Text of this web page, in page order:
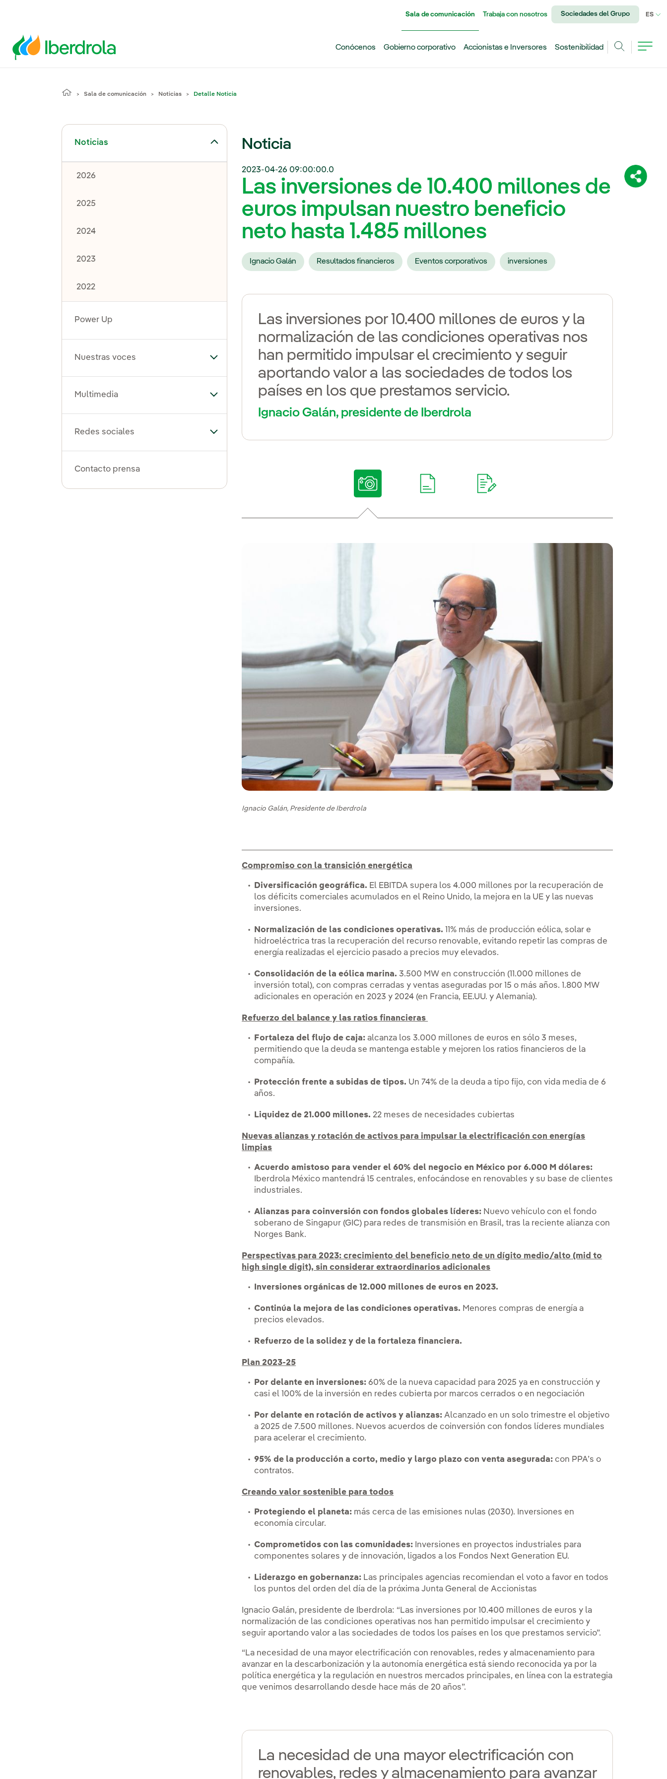
Sala de comunicación Trabaja con nosotros Sociedades del Grupo ES
Conócenos Gobierno corporativo Accionistas e Inversores
Sostenibilidad
Sala de comunicación Noticias Detalle Noticia
Noticias
Alternar el submenú para Noticias
2026
2025
2024
2023
2022
Power Up
Nuestras voces Alternar el submenú para Nuestras voces
Multimedia Alternar el submenú para Multimedia
Redes sociales Alternar el submenú para Redes sociales
Contacto prensa
Noticia
2023-04-26 09:00:00.0
Las inversiones de 10.400 millones de
euros impulsan nuestro beneficio
neto hasta 1.485 millones
Ignacio Galán Resultados financieros Eventos corporativos inversiones
Las inversiones por 10.400 millones de euros y la
normalización de las condiciones operativas nos
han permitido impulsar el crecimiento y seguir
aportando valor a las sociedades de todos los
países en los que prestamos servicio.
Ignacio Galán, presidente de Iberdrola
Ignacio Galán, Presidente de Iberdrola
Compromiso con la transición energética
Diversificación geográfica. El EBITDA supera los 4.000 millones por la recuperación de
los déficits comerciales acumulados en el Reino Unido, la mejora en la UE y las nuevas
inversiones.
Normalización de las condiciones operativas. 11% más de producción eólica, solar e
hidroeléctrica tras la recuperación del recurso renovable, evitando repetir las compras de
energía realizadas el ejercicio pasado a precios muy elevados.
Consolidación de la eólica marina. 3.500 MW en construcción (11.000 millones de
inversión total), con compras cerradas y ventas aseguradas por 15 o más años. 1.800 MW
adicionales en operación en 2023 y 2024 (en Francia, EE.UU. y Alemania).
Refuerzo del balance y las ratios financieras
Fortaleza del flujo de caja:alcanza los 3.000 millones de euros en sólo 3 meses,
permitiendo que la deuda se mantenga estable y mejoren los ratios financieros de la
compañía.
Protección frente a subidas de tipos. Un 74% de la deuda a tipo fijo, con vida media de 6
años.
Liquidez de 21.000 millones. 22 meses de necesidades cubiertas
Nuevas alianzas y rotación de activos para impulsar la electrificación con energías
limpias
Acuerdo amistoso para vender el 60% del negocio en México por 6.000 M dólares:
Iberdrola México mantendrá 15 centrales, enfocándose en renovables y su base de clientes
industriales.
Alianzas para coinversión con fondos globales líderes: Nuevo vehículo con el fondo
soberano de Singapur (GIC) para redes de transmisión en Brasil, tras la reciente alianza con
Norges Bank.
Perspectivas para 2023: crecimiento del beneficio neto de un dígito medio/alto (mid to
high single digit), sin considerar extraordinarios adicionales
Inversiones orgánicas de 12.000 millones de euros en 2023.
Continúa la mejora de las condiciones operativas. Menores compras de energía a
precios elevados.
Refuerzo de la solidez y de la fortaleza financiera.
Plan 2023-25
Por delante en inversiones:60% de la nueva capacidad para 2025 ya en construcción y
casi el 100% de la inversión en redes cubierta por marcos cerrados o en negociación
Por delante en rotación de activos y alianzas:Alcanzado en un solo trimestre el objetivo
a 2025 de 7.500 millones. Nuevos acuerdos de coinversión con fondos líderes mundiales
para acelerar el crecimiento.
95% de la producción a corto, medio y largo plazo con venta asegurada: con PPA’s o
contratos.
Creando valor sostenible para todos
Protegiendo el planeta: más cerca de las emisiones nulas (2030). Inversiones en
economía circular.
Comprometidos con las comunidades: Inversiones en proyectos industriales para
componentes solares y de innovación, ligados a los Fondos Next Generation EU.
Liderazgo en gobernanza: Las principales agencias recomiendan el voto a favor en todos
los puntos del orden del día de la próxima Junta General de Accionistas
Ignacio Galán, presidente de Iberdrola: “Las inversiones por 10.400 millones de euros y la
normalización de las condiciones operativas nos han permitido impulsar el crecimiento y
seguir aportando valor a las sociedades de todos los países en los que prestamos servicio”.
“La necesidad de una mayor electrificación con renovables, redes y almacenamiento para
avanzar en la descarbonización y la autonomía energética está siendo reconocida ya por la
política energética y la regulación en nuestros mercados principales, en línea con la estrategia
que venimos desarrollando desde hace más de 20 años”.
La necesidad de una mayor electrificación con
renovables, redes y almacenamiento para avanzar